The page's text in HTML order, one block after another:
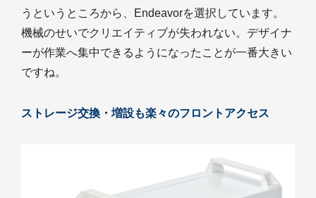
うというところから、Endeavorを選択しています。
機械のせいでクリエイティブが失われない。デザイナ
ーが作業へ集中できるようになったことが一番大きい
ですね。
ストレージ交換・増設も楽々のフロントアクセス